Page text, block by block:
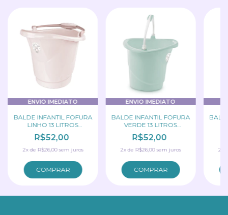
ENVIO IMEDIATO
BALDE INFANTIL FOFURA
LINHO 13 LITROS
ADOLETA
R$52,00
2xde R$26,00 sem juros
ENVIO IMEDIATO
BALDE INFANTIL FOFURA
VERDE 13 LITROS
ADOLETA
R$52,00
2xde R$26,00 sem juros 2